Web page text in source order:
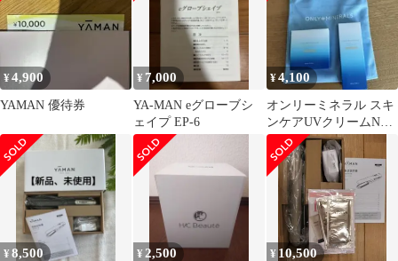
¥4,900
YAMAN 優待券
¥ 7,000
YA-MAN eグローブシ
ェイプ EP-6
¥4,100
オンリーミネラル スキ
ンケアUVクリームN&
ミネラルUVパウダーS
¥8,500 ¥ 2,500 ¥ 10,500